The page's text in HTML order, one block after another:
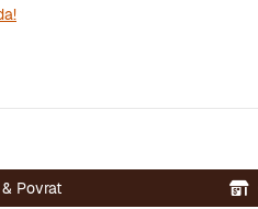
Povrat